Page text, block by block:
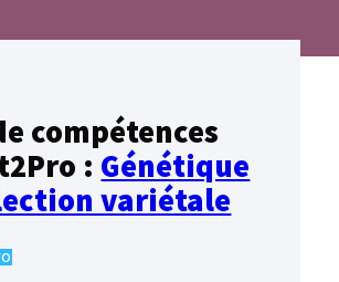
compétences
: Génétique
variétale